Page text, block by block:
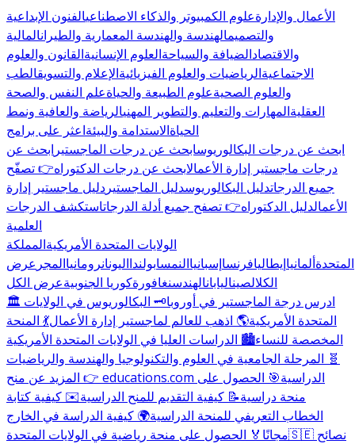
الأعمال والإدارةعلوم الكمبيوتر والذكاء الاصطناعيالفنون الإبداعية
والتصميمالهندسة والهندسة المعمارية والطيرانالمالية
والاقتصادالضيافة والسياحةالعلوم الإنسانيةالقانون والعلوم
الاجتماعيةالرياضيات والعلوم الفيزيائيةالإعلام والتسويقالطب
والعلوم الصحيةعلوم الطبيعة والحياةعلم النفس والصحة
العقليةالمهارات والتعليم والتطوير المهنيالرياضة والعافية ونمط
الحياةالاستدامة والبيئةاعثر على برامج
ابحث عن درجات البكالوريوسابحث عن درجات الماجستير ابحث عن
درجات ماجستير إدارة الأعمالابحث عن درجات الدكتوراه👉 تصفّح
جميع الدرجاتدليل البكالوريوسدليل الماجستير دليل ماجستير إدارة
الأعمالدليل الدكتوراه👉 تصفح جميع أدلة الدرجاتاستكشف الدرجات
العلمية
الولايات المتحدة الأمريكيةالمملكة
المتحدةألمانياإيطاليافرنساإسبانياالنمسابولندااليونانرومانياالمجر عرض
الكلالصيناليابانالهندسنغافورةكوريا الجنوبيةعرض الكل
🏛️ ادرس درجة الماجستير في أوروبا🗝️ البكالوريوس في الولايات
المتحدة الأمريكية🌎 اذهب للعالم لماجستير إدارة الأعمال💃 المنحة
المخصصة للنساء🏙️ الدراسات العليا في الولايات المتحدة الأمريكية
🧬 المرحلة الجامعية في العلوم والتكنولوجيا والهندسة والرياضيات
👉 المزيد عن منح educations.com الدراسية🎯 الحصول على
منحة دراسية📝 كيفية التقديم للمنح الدراسية✉️ كيفية كتابة
الخطاب التعريفي للمنحة الدراسية🌍 كيفية الدراسة في الخارج
مجانًا 🏅 الحصول على منحة رياضية في الولايات المتحدة
🇸🇪 نصائح